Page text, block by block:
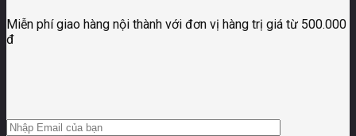
Miễn phí giao hàng nội thành với đơn vị hàng trị giá từ 500.000
đ